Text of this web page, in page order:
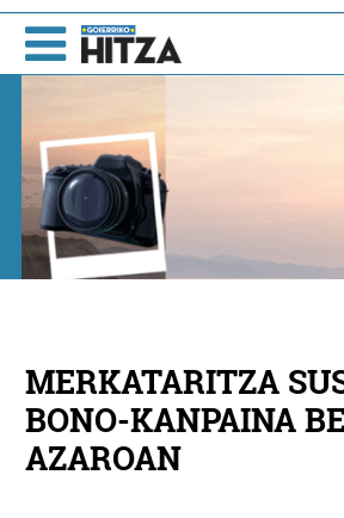
MERKATARITZA
BONO-KANPAINA
AZAROAN